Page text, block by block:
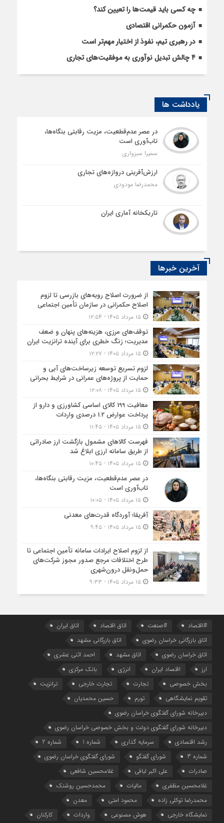
چه کسی باید قیمت‌ها را تعیین کند؟
آزمون حکمرانی اقتصادی
در رهبری تیم، نفوذ از اختیار مهم‌تر است
۴ چالش تبدیل نوآوری به موفقیت‌های تجاری
یادداشت ها
در عصر عدم‌قطعیت، مزیت رقابتی بنگاه‌ها،
تاب‌آوری است
سمیرا سبزواری
ارزش‌آفرینی دروازه‌های تجاری
محمدرضا مودودی
تاریکخانه آماری ایران
آخرین خبرها
از ضرورت اصلاح رویه‌های بازرسی تا لزوم
اصلاح حکمرانی در سازمان تأمین اجتماعی
۱۵ مرداد ۱۴۰۵ - ۱۲:۵۴
توقف‌های مرزی، هزینه‌های پنهان و ضعف
مدیریت؛ زنگ خطری برای آینده ترانزیت ایران
۱۵ مرداد ۱۴۰۵ - ۱۲:۲۷
لزوم تسریع توسعه زیرساخت‌های آبی و
حمایت از پروژه‌های عمرانی در شرایط بحرانی
۱۵ مرداد ۱۴۰۵ - ۱۲:۰۸
معافیت 199 کالای اساسی کشاورزی و دارو از
پرداخت عوارض 1.2 درصدی واردات
۱۵ مرداد ۱۴۰۵ - ۱۱:۴۵
فهرست کالاهای مشمول بازگشت ارز صادراتی
از طریق سامانه ارزی ابلاغ شد
۱۵ مرداد ۱۴۰۵ - ۱۰:۴۵
در عصر عدم‌قطعیت، مزیت رقابتی بنگاه‌ها،
تاب‌آوری است
۱۵ مرداد ۱۴۰۵ - ۱۰:۰۵
آفریقا؛ آوردگاه قدرت‌های معدنی
۱۵ مرداد ۱۴۰۵ - ۹:۴۵
از لزوم اصلاح ایرادات سامانه تأمین اجتماعی تا
طرح اختلافات مرجع صدور مجوز شرکت‌های
حمل‌ونقل درون‌شهری
۱۵ مرداد ۱۴۰۵ - ۹:۳۳
#اقتصاد #صنعت اتاق اقتصاد
اتاق ایران
اتاق بازرگانی خراسان رضوی
اتاق بازرگانی مشهد
اتاق خراسان رضوی
اتاق مشهد
احمد اثنی عشری
ارز
اقتصاد ایران انرژی
بانک مرکزی
بخش خصوصی
تجارت تجارت خارجی
ترانزیت
تقویم نمایشگاهی
تورم
حسین محمدیان
دبیرخانه شورای گفتگوی خراسان رضوی
دبیرخانه شورای گفتگوی دولت و بخش خصوصی خراسان رضوی
رشد اقتصادی
سرمایه گذاری شماره 1
شماره 2
شماره 3
شورای گفتگو
شورای گفتگوی خراسان رضوی
صادرات
علی اکبر لبافی
غلامحسین شافعی
غلامحسین مظفری
مالیات
محمدحسین روشنک
محمدرضا توکلی زاده
محمود امتی
معدن
نمایشگاه خارجی
هوش مصنوعی واردات کارکنان